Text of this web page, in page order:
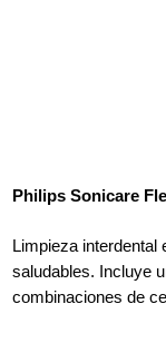
Philips Sonicare
Limpieza interdental
saludables. Incluye
combinaciones de